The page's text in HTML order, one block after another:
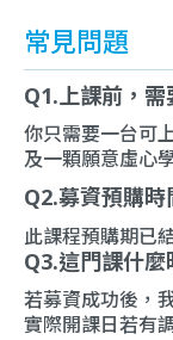
常見問題
Q1.上課前，
你只需要一台可
及一顆願意虛心
Q2.募資預購時
此課程預購期已
Q3.這門課什麼
若募資成功後，
實際開課日若有